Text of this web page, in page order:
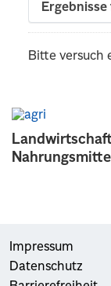
Bitte versuch
Impressum
Datenschutz